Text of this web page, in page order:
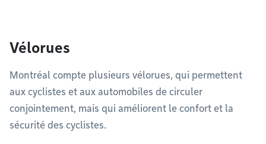
Vélorues
Montréal compte plusieurs vélorues, qui permettent
aux cyclistes et aux automobiles de circuler
conjointement, mais qui améliorent le confort et la
sécurité des cyclistes.